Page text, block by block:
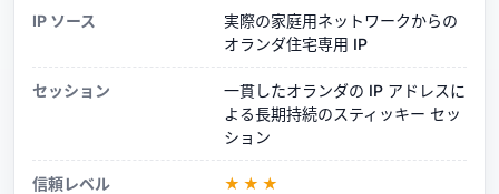
IP ソース
実際の家庭用ネットワークからの
オランダ住宅専用 IP
セッション
一貫したオランダの IP アドレスに
よる長期持続のスティッキー セッ
ション
信頼レベル ★★★